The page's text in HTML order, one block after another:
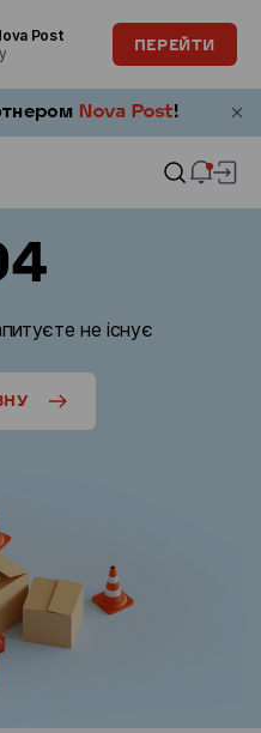
Post
ПЕРЕЙТИ
не існує